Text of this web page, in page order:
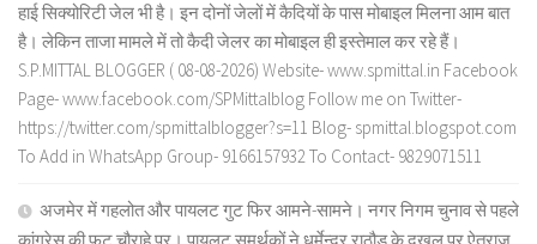
हाई सिक्योरिटी जेल भी है। इन दोनों जेलों में कैदियों के पास मोबाइल मिलना आम बात
है। लेकिन ताजा मामले में तो कैदी जेलर का मोबाइल ही इस्तेमाल कर रहे हैं।
S.P.MITTAL BLOGGER ( 08-08-2026) Website- www.spmittal.in Facebook
Page- www.facebook.com/SPMittalblog Follow me on Twitter-
https://twitter.com/spmittalblogger?s=11 Blog- spmittal.blogspot.com
To Add in WhatsApp Group- 9166157932 To Contact- 9829071511
अजमेर में गहलोत और पायलट गुट फिर आमने-सामने। नगर निगम चुनाव से पहले